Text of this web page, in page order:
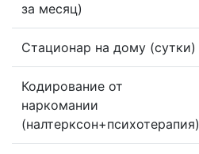
за месяц)
Стационар на дому (сутки)
Кодирование от
наркомании
(налтерксон+психотерапия)